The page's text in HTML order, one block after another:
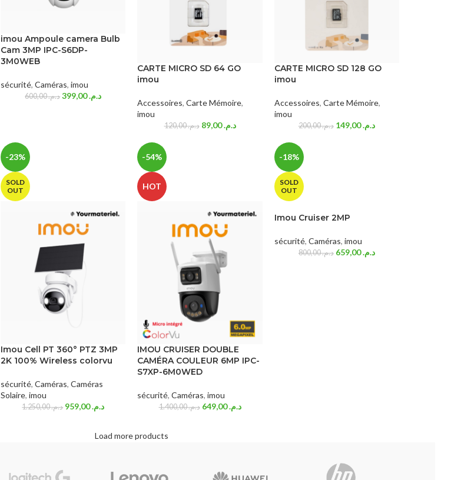
imou Ampoule camera Bulb
Cam 3MP IPC-S6DP-
3M0WEB
sécurité, Caméras, imou
د.م.600,00 د.م.399,00
CARTE MICRO SD 64 GO
imou
Accessoires, Carte Mémoire,
imou
د.م.120,00 د.م.89,00
CARTE MICRO SD 128 GO
imou
Accessoires, Carte Mémoire,
imou
د.م.200,00 د.م.149,00
-23%
SOLD
OUT
Imou Cell PT 360° PTZ 3MP
2K 100% Wireless colorvu
sécurité, Caméras, Caméras
Solaire, imou
د.م.1.250,00 د.م.959,00
-54%
HOT
IMOU CRUISER DOUBLE
CAMÉRA COULEUR 6MP IPC-
S7XP-6M0WED
sécurité, Caméras, imou
د.م.1.400,00 د.م.649,00
-18%
SOLD
OUT
Imou Cruiser 2MP
sécurité, Caméras, imou
د.م.800,00 د.م.659,00
Load more products